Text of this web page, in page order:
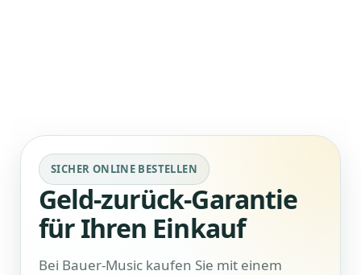
SICHER ONLINE BESTELLEN
Geld-zurück-Garantie
für Ihren Einkauf
Bei Bauer-Music kaufen Sie mit einem